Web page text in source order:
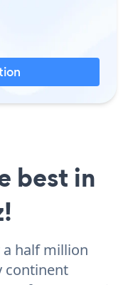
best in
a half million
continent